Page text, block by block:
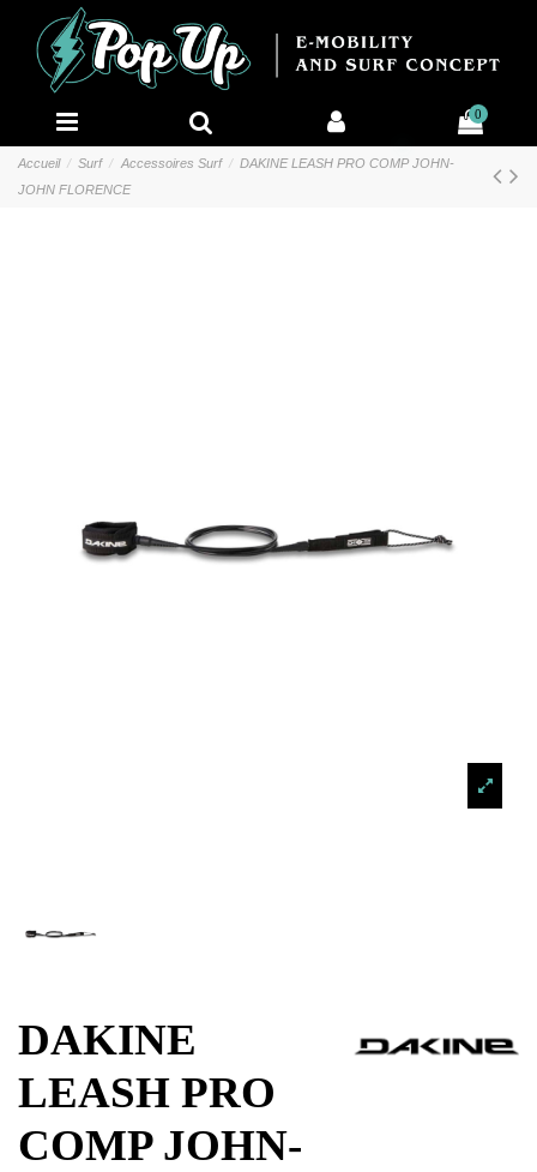
0
Accueil Surf Accessoires Surf
DAKINE LEASH PRO COMP JOHN-
JOHN FLORENCE
DAKINE
LEASH PRO
COMP JOHN-